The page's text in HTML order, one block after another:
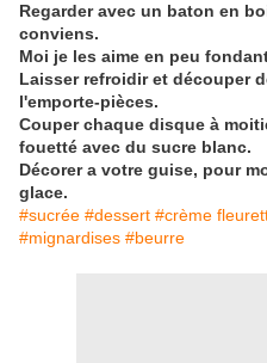
Regarder avec un baton en
conviens.
Moi je les aime en peu
Laisser refroidir et découper
l'emporte-pièces.
Couper chaque disque à
fouetté avec du sucre blanc.
Décorer a votre guise, pour
glace.
#sucrée #dessert #crème
#mignardises #beurre